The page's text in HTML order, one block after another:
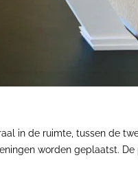
in de ruimte, tussen de
worden geplaatst.